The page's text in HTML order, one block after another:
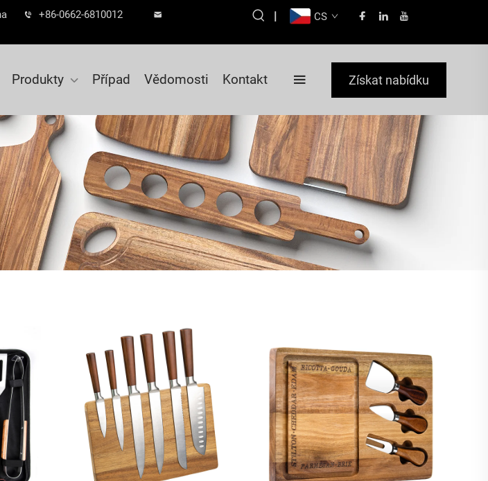
+86-0662-6810012
| CS
Produkty Případ Vědomosti Kontakt Získat nabídku